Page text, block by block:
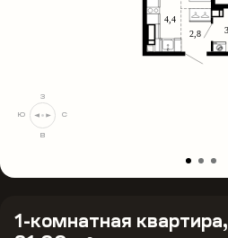
1-комнатная квартира,
С
В
Ю
З